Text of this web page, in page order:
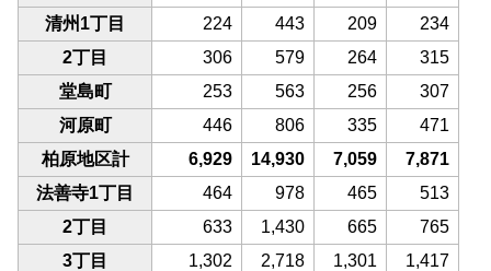
清州1丁目
224 443 209
234
2丁目
306 579 264
315
堂島町
253 563 256
307
河原町
446 806 335
471
柏原地区計
6,929 14,930 7,059
7,871
法善寺1丁目
464 978 465
513
2丁目
633 1,430 665
765
3丁目
1,302 2,718 1,301
1,417